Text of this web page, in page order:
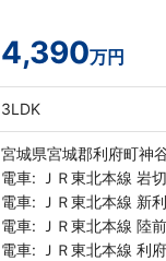
4,390万円
3LDK
宮城県宮城郡利府町神
電車: ＪＲ東北本線 岩
電車: ＪＲ東北本線 新
電車: ＪＲ東北本線 陸
電車: ＪＲ東北本線 利